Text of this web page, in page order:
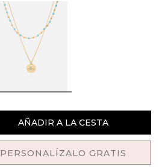
AÑADIR A LA CESTA
PERSONALÍZALO GRATIS